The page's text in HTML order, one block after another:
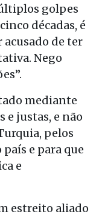
golpes
décadas, é
de ter
Nego
mediante
e justas, e não
pelos
e para que
e
estreito aliado